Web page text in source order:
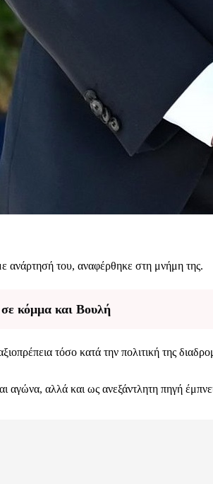
ανάρτησή του, αναφέρθηκε στη μνήμη της.
κόμμα και Βουλή
τόσο κατά την πολιτική της
αλλά και ως ανεξάντλητη πηγή